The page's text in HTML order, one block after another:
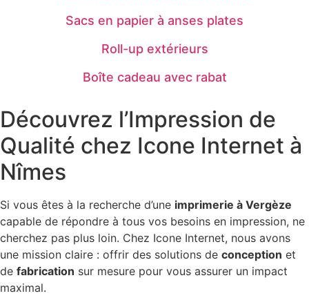
Sacs en papier à anses plates
Roll-up extérieurs
Boîte cadeau avec rabat
Découvrez l’Impression de
Qualité chez Icone Internet à
Nîmes
Si vous êtes à la recherche d’une imprimerie à Vergèze
capable de répondre à tous vos besoins en impression, ne
cherchez pas plus loin. Chez Icone Internet, nous avons
une mission claire : offrir des solutions de conception et
de fabrication sur mesure pour vous assurer un impact
maximal.